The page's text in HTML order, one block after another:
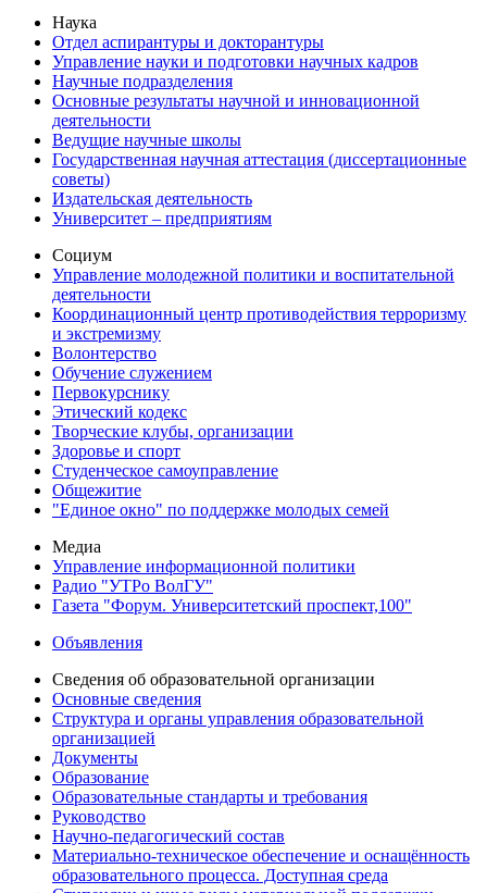
Наука
Отдел аспирантуры и докторантуры
Управление науки и подготовки научных кадров
Научные подразделения
Основные результаты научной и инновационной
деятельности
Ведущие научные школы
Государственная научная аттестация (диссертационные
советы)
Издательская деятельность
Университет – предприятиям
Социум
Управление молодежной политики и воспитательной
деятельности
Координационный центр противодействия терроризму
и экстремизму
Волонтерство
Обучение служением
Первокурснику
Этический кодекс
Творческие клубы, организации
Здоровье и спорт
Студенческое самоуправление
Общежитие
"Единое окно" по поддержке молодых семей
Медиа
Управление информационной политики
Радио "УТРо ВолГУ"
Газета "Форум. Университетский проспект,100"
Объявления
Сведения об образовательной организации
Основные сведения
Структура и органы управления образовательной
организацией
Документы
Образование
Образовательные стандарты и требования
Руководство
Научно-педагогический состав
Материально-техническое обеспечение и оснащённость
образовательного процесса. Доступная среда